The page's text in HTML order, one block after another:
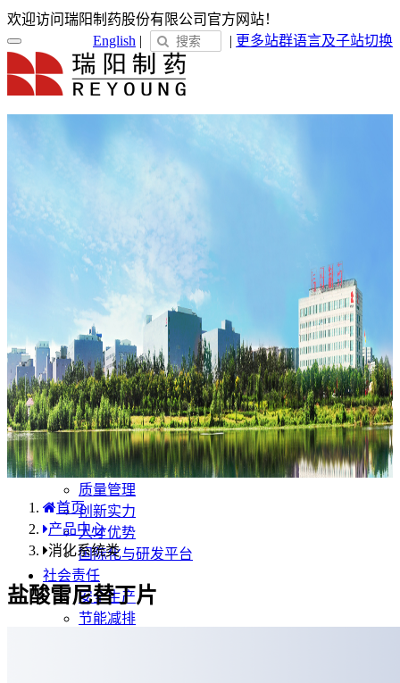
欢迎访问瑞阳制药股份有限公司官方网站！
语言及子站切换
English | | 更多站群
关于瑞阳
瑞阳简介
企业文化
新闻中心
瑞阳动态
通知公告
媒体聚焦
员工天地
企业电子报
产品服务
产品中心
国内分布
学术合规
企业优势
质量管理
创新实力
人才优势
国际化与研发平台
社会责任
安全生产
节能减排
首页
产品中心
消化系统类
盐酸雷尼替丁片